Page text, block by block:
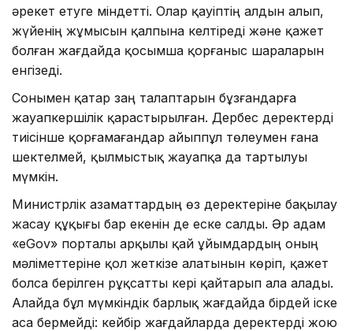
әрекет етуге міндетті. Олар қауіптің алдын алып,
жүйенің жұмысын қалпына келтіреді және қажет
болған жағдайда қосымша қорғаныс шараларын
енгізеді.
Сонымен қатар заң талаптарын бұзғандарға
жауапкершілік қарастырылған. Дербес деректерді
тиісінше қорғамағандар айыппұл төлеумен ғана
шектелмей, қылмыстық жауапқа да тартылуы
мүмкін.
Министрлік азаматтардың өз деректеріне бақылау
жасау құқығы бар екенін де еске салды. Әр адам
«eGov» порталы арқылы қай ұйымдардың оның
мәліметтеріне қол жеткізе алатынын көріп, қажет
болса берілген рұқсатты кері қайтарып ала алады.
Алайда бұл мүмкіндік барлық жағдайда бірдей іске
аса бермейді: кейбір жағдайларда деректерді жою